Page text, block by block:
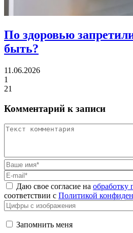
По здоровью
быть?
11.06.2026
1
21
Комментарий к записи
Даю свое согласие на обработку
соответствии с Политикой
Запомнить меня